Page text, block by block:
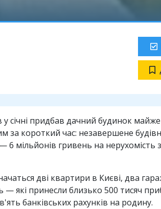
придбав дачний будинок
за короткий час: незавершене
мільйонів гривень на нерухомість
дві квартири в Києві, два
які принесли близько 500 тисяч
банківських рахунків на родину.